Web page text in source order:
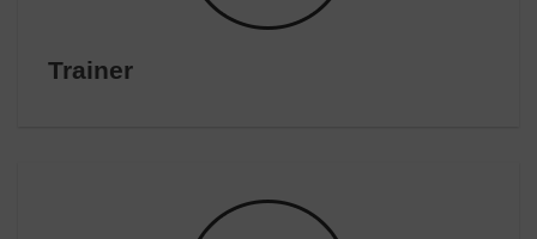
Trainer